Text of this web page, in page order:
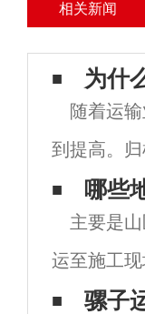
相关新闻
为什
随着运
到提高。
业模式已
因素，未
哪些
主要是
运至施工
输物品到
骡子